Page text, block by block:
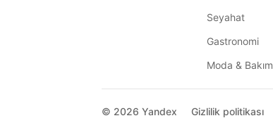
Seyahat
Gastronomi
Moda & Bakım
© 2026 Yandex Gizlilik politikası